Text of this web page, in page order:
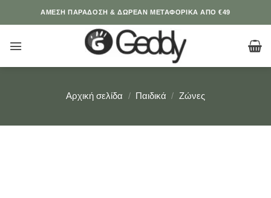
ΆΜΕΣΗ ΠΑΡΑΔΟΣΗ & ΔΩΡΕΑΝ ΜΕΤΑΦΟΡΙΚΑ ΑΠΟ €49
Αρχική σελίδα / Παιδικά / Ζώνες